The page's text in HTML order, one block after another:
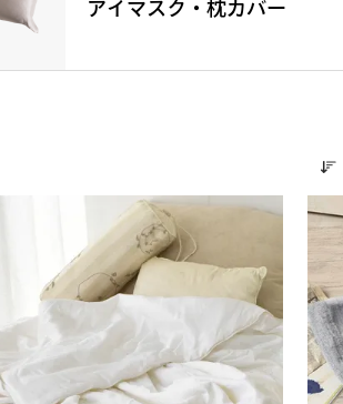
アイマスク・枕カバー